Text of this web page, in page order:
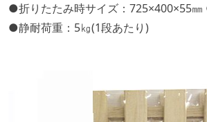
●折りたたみ時サイズ：725×400×55
●静耐荷重：5㎏(1段あたり)